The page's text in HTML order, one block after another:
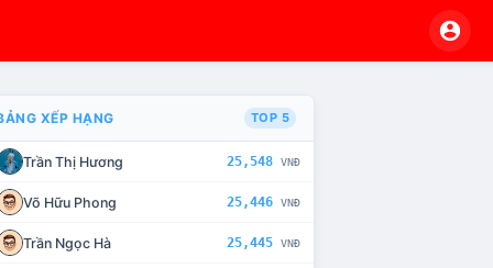
CHẾ TÀI XỬ LÝ VI PHẠM
XẾP HẠNG TOP 5
Trần Thị Hương 25,548 VNĐ
Võ Hữu Phong 25,446 VNĐ
Trần Ngọc Hà 25,445 VNĐ